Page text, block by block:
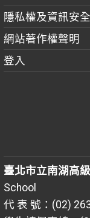
隱私權及資訊安
網站著作權聲明
登入
臺北市立南湖高
School
代 表 號：(02)